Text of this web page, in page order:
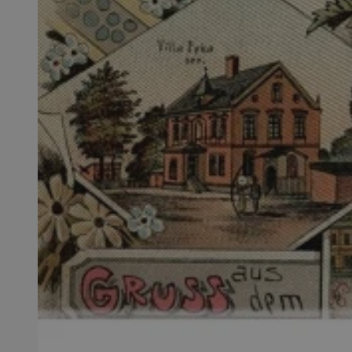
SessID
QeSessID
MvSessID
msToken
__cf_bm
__cf_bm